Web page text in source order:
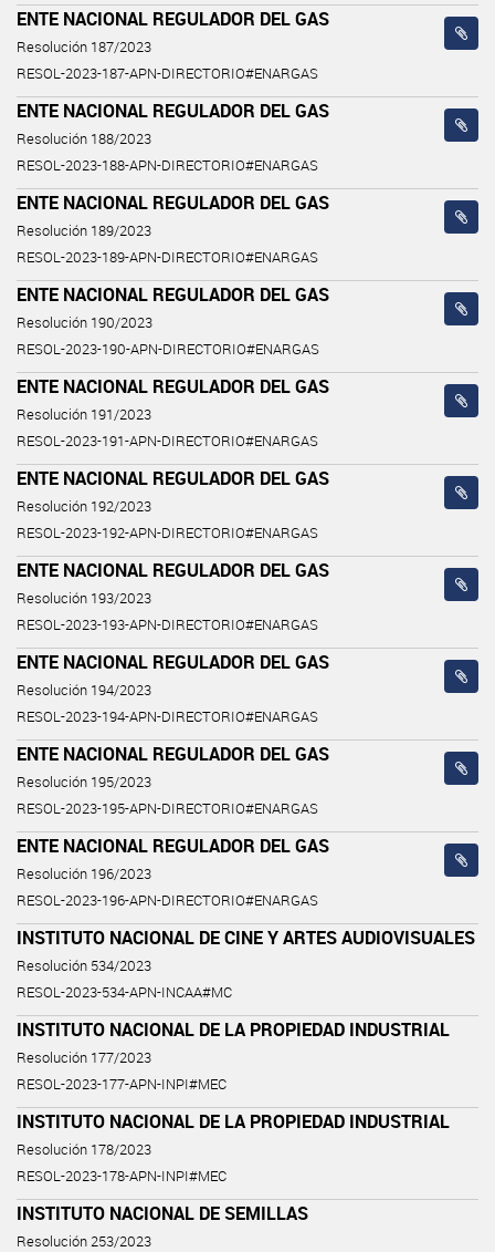
ENTE NACIONAL REGULADOR DEL GAS
Resolución 187/2023
RESOL-2023-187-APN-DIRECTORIO#ENARGAS
ENTE NACIONAL REGULADOR DEL GAS
Resolución 188/2023
RESOL-2023-188-APN-DIRECTORIO#ENARGAS
ENTE NACIONAL REGULADOR DEL GAS
Resolución 189/2023
RESOL-2023-189-APN-DIRECTORIO#ENARGAS
ENTE NACIONAL REGULADOR DEL GAS
Resolución 190/2023
RESOL-2023-190-APN-DIRECTORIO#ENARGAS
ENTE NACIONAL REGULADOR DEL GAS
Resolución 191/2023
RESOL-2023-191-APN-DIRECTORIO#ENARGAS
ENTE NACIONAL REGULADOR DEL GAS
Resolución 192/2023
RESOL-2023-192-APN-DIRECTORIO#ENARGAS
ENTE NACIONAL REGULADOR DEL GAS
Resolución 193/2023
RESOL-2023-193-APN-DIRECTORIO#ENARGAS
ENTE NACIONAL REGULADOR DEL GAS
Resolución 194/2023
RESOL-2023-194-APN-DIRECTORIO#ENARGAS
ENTE NACIONAL REGULADOR DEL GAS
Resolución 195/2023
RESOL-2023-195-APN-DIRECTORIO#ENARGAS
ENTE NACIONAL REGULADOR DEL GAS
Resolución 196/2023
RESOL-2023-196-APN-DIRECTORIO#ENARGAS
INSTITUTO NACIONAL DE CINE Y ARTES AUDIOVISUALES
Resolución 534/2023
RESOL-2023-534-APN-INCAA#MC
INSTITUTO NACIONAL DE LA PROPIEDAD INDUSTRIAL
Resolución 177/2023
RESOL-2023-177-APN-INPI#MEC
INSTITUTO NACIONAL DE LA PROPIEDAD INDUSTRIAL
Resolución 178/2023
RESOL-2023-178-APN-INPI#MEC
INSTITUTO NACIONAL DE SEMILLAS
Resolución 253/2023